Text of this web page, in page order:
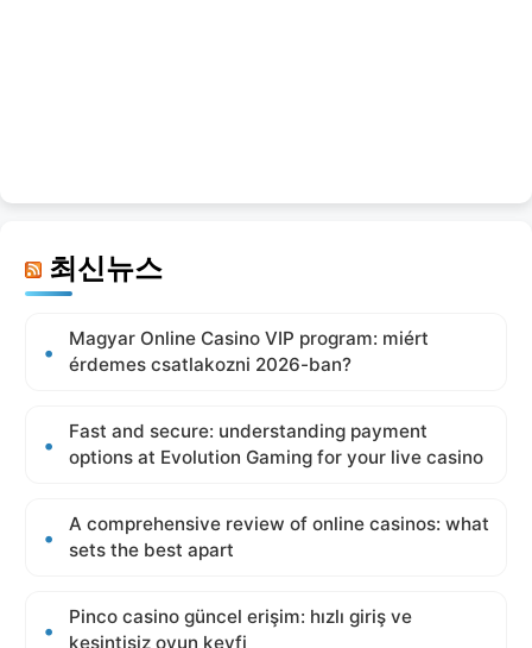
최신뉴스
Magyar Online Casino VIP program: miért
érdemes csatlakozni 2026-ban?
Fast and secure: understanding payment
options at Evolution Gaming for your live casino
A comprehensive review of online casinos: what
sets the best apart
Pinco casino güncel erişim: hızlı giriş ve
kesintisiz oyun keyfi